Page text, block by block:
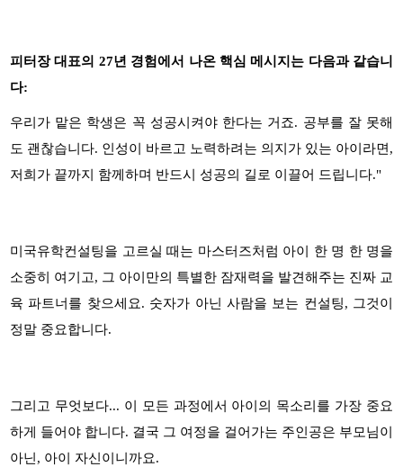
피터장 대표의 27년 경험에서 나온 핵심 메시지는 다음과 같습니
다:
우리가 맡은 학생은 꼭 성공시켜야 한다는 거죠. 공부를 잘 못해
도 괜찮습니다. 인성이 바르고 노력하려는 의지가 있는 아이라면,
저희가 끝까지 함께하며 반드시 성공의 길로 이끌어 드립니다."
미국유학컨설팅을 고르실 때는 마스터즈처럼 아이 한 명 한 명을
소중히 여기고, 그 아이만의 특별한 잠재력을 발견해주는 진짜 교
육 파트너를 찾으세요. 숫자가 아닌 사람을 보는 컨설팅, 그것이
정말 중요합니다.
그리고 무엇보다... 이 모든 과정에서 아이의 목소리를 가장 중요
하게 들어야 합니다. 결국 그 여정을 걸어가는 주인공은 부모님이
아닌 , 아이 자신이니까요.